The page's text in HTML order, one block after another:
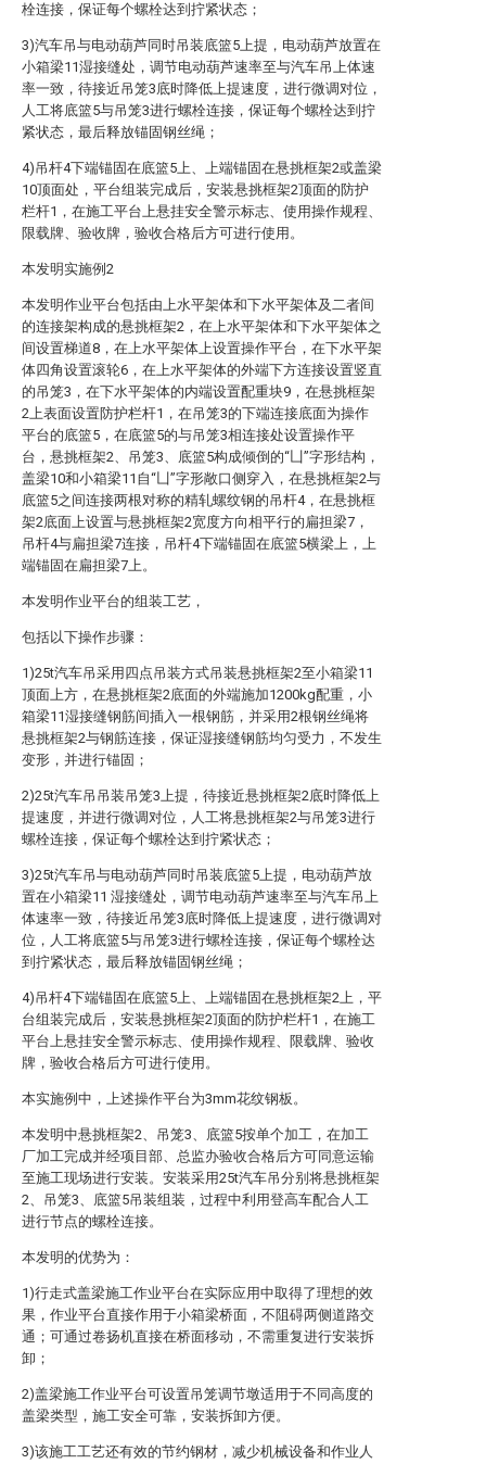
栓连接，保证每个螺栓达到拧紧状态；
3)汽车吊与电动葫芦同时吊装底篮5上提，电动葫芦放置在
小箱梁11湿接缝处，调节电动葫芦速率至与汽车吊上体速
率一致，待接近吊笼3底时降低上提速度，进行微调对位，
人工将底篮5与吊笼3进行螺栓连接，保证每个螺栓达到拧
紧状态，最后释放锚固钢丝绳；
4)吊杆4下端锚固在底篮5上、上端锚固在悬挑框架2或盖梁
10顶面处，平台组装完成后，安装悬挑框架2顶面的防护
栏杆1，在施工平台上悬挂安全警示标志、使用操作规程、
限载牌、验收牌，验收合格后方可进行使用。
本发明实施例2
本发明作业平台包括由上水平架体和下水平架体及二者间
的连接架构成的悬挑框架2，在上水平架体和下水平架体之
间设置梯道8，在上水平架体上设置操作平台，在下水平架
体四角设置滚轮6，在上水平架体的外端下方连接设置竖直
的吊笼3，在下水平架体的内端设置配重块9，在悬挑框架
2上表面设置防护栏杆1，在吊笼3的下端连接底面为操作
平台的底篮5，在底篮5的与吊笼3相连接处设置操作平
台，悬挑框架2、吊笼3、底篮5构成倾倒的“凵”字形结构，
盖梁10和小箱梁11自“凵”字形敞口侧穿入，在悬挑框架2与
底篮5之间连接两根对称的精轧螺纹钢的吊杆4，在悬挑框
架2底面上设置与悬挑框架2宽度方向相平行的扁担梁7，
吊杆4与扁担梁7连接，吊杆4下端锚固在底篮5横梁上，上
端锚固在扁担梁7上。
本发明作业平台的组装工艺，
包括以下操作步骤：
1)25t汽车吊采用四点吊装方式吊装悬挑框架2至小箱梁11
顶面上方，在悬挑框架2底面的外端施加1200kg配重，小
箱梁11湿接缝钢筋间插入一根钢筋，并采用2根钢丝绳将
悬挑框架2与钢筋连接，保证湿接缝钢筋均匀受力，不发生
变形，并进行锚固；
2)25t汽车吊吊装吊笼3上提，待接近悬挑框架2底时降低上
提速度，并进行微调对位，人工将悬挑框架2与吊笼3进行
螺栓连接，保证每个螺栓达到拧紧状态；
3)25t汽车吊与电动葫芦同时吊装底篮5上提，电动葫芦放
置在小箱梁11 湿接缝处，调节电动葫芦速率至与汽车吊上
体速率一致，待接近吊笼3底时降低上提速度，进行微调对
位，人工将底篮5与吊笼3进行螺栓连接，保证每个螺栓达
到拧紧状态，最后释放锚固钢丝绳；
4)吊杆4下端锚固在底篮5上、上端锚固在悬挑框架2上，平
台组装完成后，安装悬挑框架2顶面的防护栏杆1，在施工
平台上悬挂安全警示标志、使用操作规程、限载牌、验收
牌，验收合格后方可进行使用。
本实施例中，上述操作平台为3mm花纹钢板。
本发明中悬挑框架2、吊笼3、底篮5按单个加工，在加工
厂加工完成并经项目部、总监办验收合格后方可同意运输
至施工现场进行安装。安装采用25t汽车吊分别将悬挑框架
2、吊笼3、底篮5吊装组装，过程中利用登高车配合人工
进行节点的螺栓连接。
本发明的优势为：
1)行走式盖梁施工作业平台在实际应用中取得了理想的效
果，作业平台直接作用于小箱梁桥面，不阻碍两侧道路交
通；可通过卷扬机直接在桥面移动，不需重复进行安装拆
卸；
2)盖梁施工作业平台可设置吊笼调节墩适用于不同高度的
盖梁类型，施工安全可靠，安装拆卸方便。
3)该施工工艺还有效的节约钢材，减少机械设备和作业人